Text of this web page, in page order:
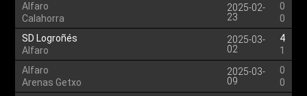
Alfaro
Calahorra
2025-02-
23
0
0
SD Logroñés
Alfaro
2025-03-
02
4
1
Alfaro
Arenas Getxo
2025-03-
09
0
0